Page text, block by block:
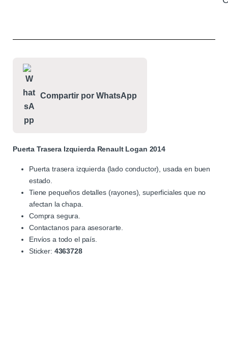
Compartir por WhatsApp
Puerta Trasera Izquierda Renault Logan 2014
Puerta trasera izquierda (lado conductor), usada en buen
estado.
Tiene pequeños detalles (rayones), superficiales que no
afectan la chapa.
Compra segura.
Contactanos para asesorarte.
Envíos a todo el país.
Sticker: 4363728